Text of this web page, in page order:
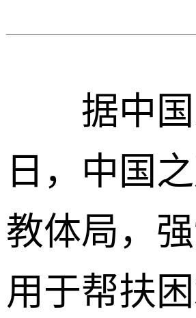
据中国
日，中国
教体局，
用于帮扶